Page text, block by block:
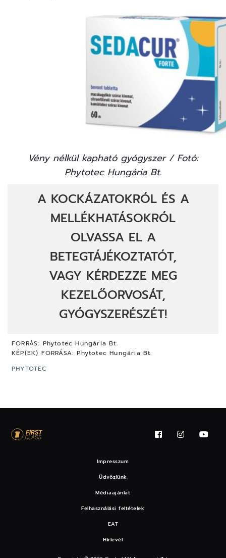
Vény nélkül kapható gyógyszer / Fotó:
Phytotec Hungária Bt.
A KOCKÁZATOKRÓL ÉS A
MELLÉKHATÁSOKRÓL
OLVASSA EL A
BETEGTÁJÉKOZTATÓT,
VAGY KÉRDEZZE MEG
KEZELŐORVOSÁT,
GYÓGYSZERÉSZÉT!
FORRÁS: Phytotec Hungária Bt.
KÉP(EK) FORRÁSA: Phytotec Hungária Bt.
PHYTOTEC
Impresszum
Üdvözlünk
Médiaajánlat
Felhasználási feltételek
EAT
Hírlevél